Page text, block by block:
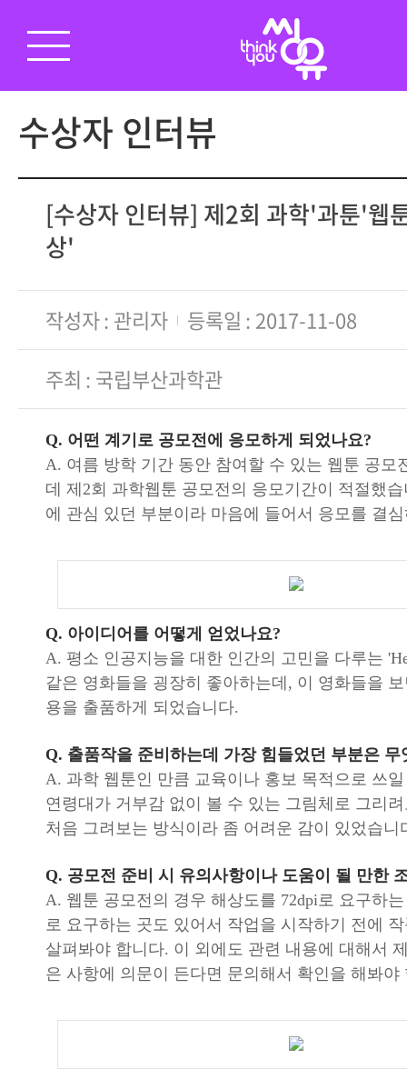
수상자 인터뷰
[수상자 인터뷰] 제2회 과학'과툰'웹
상'
작성자 관리자 등록일 2017-11-08
주최 국립부산과학관
Q. 어떤 계기로 공모전에 응모하게 되었나요?
A. 여름 방학 기간 동안 참여할 수 있는 웹툰 공모
데 제2회 과학웹툰 공모전의 응모기간이 적절했
에 관심 있던 부분이라 마음에 들어서 응모를 결
Q. 아이디어를 어떻게 얻었나요?
A. 평소 인공지능을 대한 인간의 고민을 다루는
같은 영화들을 굉장히 좋아하는데, 이 영화들을
용을 출품하게 되었습니다.
Q. 출품작을 준비하는데 가장 힘들었던 부분은 무
A. 과학 웹툰인 만큼 교육이나 홍보 목적으로 쓰
연령대가 거부감 없이 볼 수 있는 그림체로 그리
처음 그려보는 방식이라 좀 어려운 감이 있었습니
Q. 공모전 준비 시 유의사항이나 도움이 될 만한
A. 웹툰 공모전의 경우 해상도를 72dpi로 요구하
로 요구하는 곳도 있어서 작업을 시작하기 전에
살펴봐야 합니다. 이 외에도 관련 내용에 대해서
은 사항에 의문이 든다면 문의해서 확인을 해봐야